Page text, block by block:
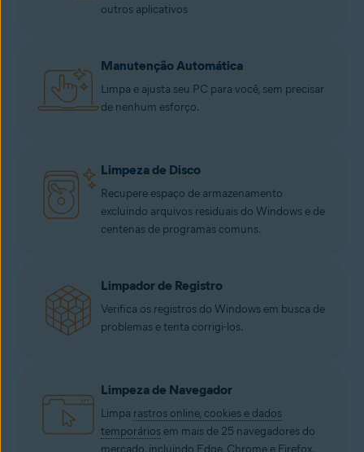
outros aplicativos
Manutenção Automática
Limpa e ajusta seu PC para você, sem precisar
de nenhum esforço.
Limpeza de Disco
Recupere espaço de armazenamento
excluindo arquivos residuais do Windows e de
centenas de programas comuns.
Limpador de Registro
Verifica os registros do Windows em busca de
problemas e tenta corrigi-los.
Limpeza de Navegador
Limpa rastros online, cookies e dados
temporários em mais de 25 navegadores do